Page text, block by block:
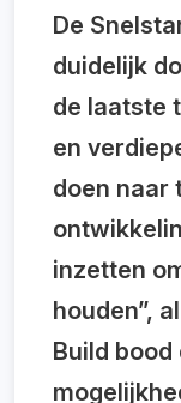
De
duidelijk
de laatste
en
doen naar
inzetten
houden”,
Build